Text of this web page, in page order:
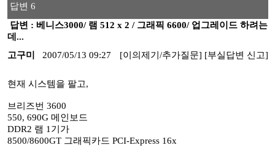
답변 6
답변 : 베니스3000/ 램 512 x 2 / 그래픽 6600/ 업그레이드 하려는
데...
고구미
2007/05/13 09:27 [이의제기/추가질문] [부실답변 신고]
현재 시스템을 팔고,
브리즈번 3600
550, 690G 메인보드
DDR2 램 1기가
8500/8600GT 그래픽카드 PCI-Express 16x